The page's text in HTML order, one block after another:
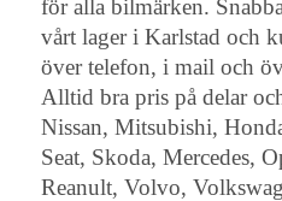
för alla bilmärken.
vårt lager i Karlstad och
över telefon, i mail och
Alltid bra pris på delar
Nissan, Mitsubishi,
Seat, Skoda, Mercedes,
Reanult, Volvo,